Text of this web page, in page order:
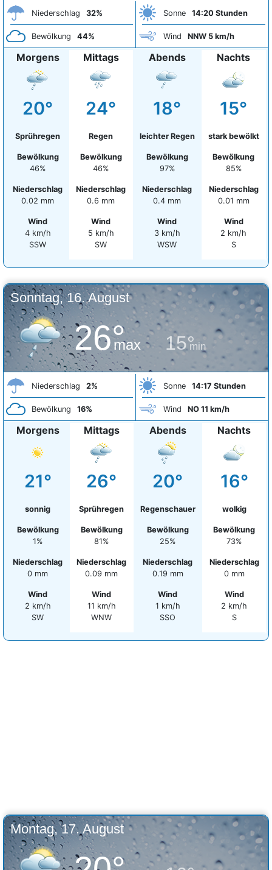
Niederschlag 32%
Bewölkung 44%
Sonne 14:20 Stunden
Wind NNW 5 km/h
Morgens
20°
Sprühregen
Bewölkung
46%
Niederschlag
0.02 mm
Wind
4 km/h
SSW
Mittags
24°
Regen
Bewölkung
46%
Niederschlag
0.6 mm
Wind
5 km/h
SW
Abends
18°
leichter Regen
Bewölkung
97%
Niederschlag
0.4 mm
Wind
3 km/h
WSW
Nachts
15°
stark bewölkt
Bewölkung
85%
Niederschlag
0.01 mm
Wind
2 km/h
S
Sonntag, 16. August
26°
max 15°
min
Niederschlag 2%
Bewölkung 16%
Sonne 14:17 Stunden
Wind NO 11 km/h
Morgens
21°
sonnig
Bewölkung
1%
Niederschlag
0 mm
Wind
2 km/h
SW
Mittags
26°
Sprühregen
Bewölkung
81%
Niederschlag
0.09 mm
Wind
11 km/h
WNW
Abends
20°
Regenschauer
Bewölkung
25%
Niederschlag
0.19 mm
Wind
1 km/h
SSO
Nachts
16°
wolkig
Bewölkung
73%
Niederschlag
0 mm
Wind
2 km/h
S
Montag, 17. August